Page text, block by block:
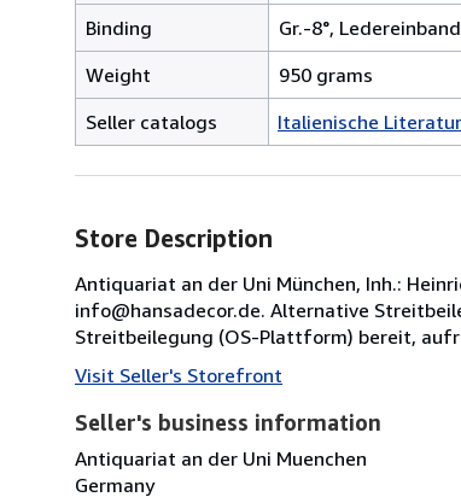
Binding
Gr.-8°, Ledereinband
Weight
950 grams
Seller catalogs
Italienische Literatur
Store Description
Antiquariat an der Uni München, Inh.:
info@hansadecor.de. Alternative
Streitbeilegung (OS-Plattform) bereit,
Visit Seller's Storefront
Seller's business information
Antiquariat an der Uni Muenchen
Germany